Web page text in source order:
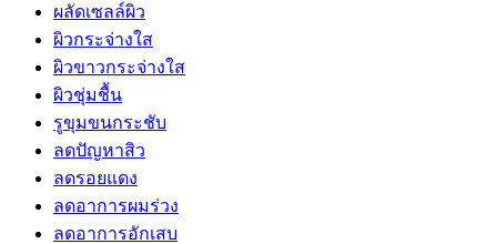
ผลัดเซลล์ผิว
ผิวกระจ่างใส
ผิวขาวกระจ่างใส
ผิวชุ่มชื้น
รูขุมขนกระชับ
ลดปัญหาสิว
ลดรอยแดง
ลดอาการผมร่วง
ลดอาการอักเสบ